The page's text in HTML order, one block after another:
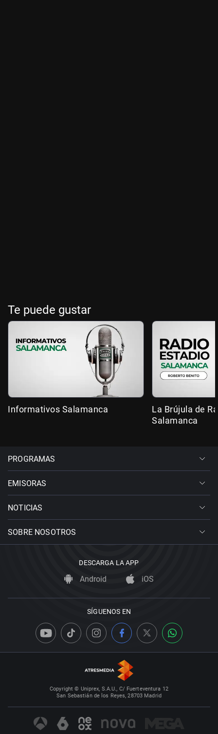
Te puede gustar
Informativos Salamanca
La Brújula de
Salamanca
PROGRAMAS
EMISORAS
NOTICIAS
SOBRE NOSOTROS
DESCARGA LA APP
Android iOS
SÍGUENOS EN
Copyright © Uniprex, S.A.U., C/ Fuerteventura 12
San Sebastián de los Reyes, 28703 Madrid